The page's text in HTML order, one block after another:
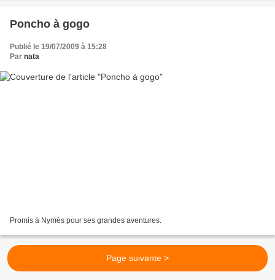
Poncho à gogo
Publié le 19/07/2009 à 15:28
Par nata
Promis à Nymès pour ses grandes aventures.
Page suivante >